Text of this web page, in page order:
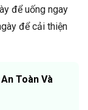
để uống ngay
để cải thiện
An Toàn Và